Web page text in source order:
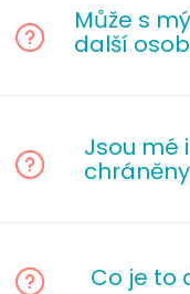
Může s
další
Jsou mé
Co je to